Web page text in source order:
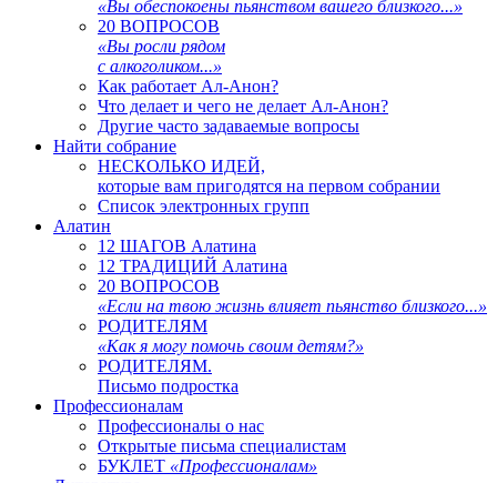
«Вы обеспокоены пьянством вашего близкого...»
20 ВОПРОСОВ
«Вы росли рядом
с алкоголиком...»
Как работает Ал-Анон?
Что делает и чего не делает Ал-Анон?
Другие часто задаваемые вопросы
Найти собрание
НЕСКОЛЬКО ИДЕЙ,
которые вам пригодятся на первом собрании
Список электронных групп
Алатин
12 ШАГОВ Алатина
12 ТРАДИЦИЙ Алатина
20 ВОПРОСОВ
«Если на твою жизнь влияет пьянство близкого...»
РОДИТЕЛЯМ
«Как я могу помочь своим детям?»
РОДИТЕЛЯМ.
Письмо подростка
Профессионалам
Профессионалы о нас
Открытые письма специалистам
БУКЛЕТ «Профессионалам»